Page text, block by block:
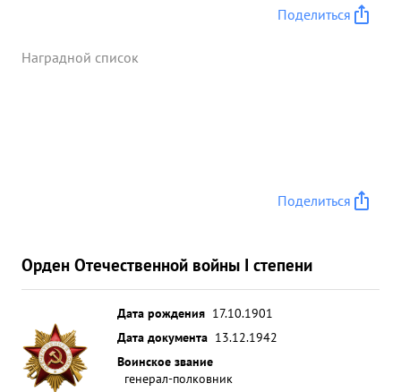
Поделиться
Наградной список
Поделиться
Орден Отечественной войны I степени
Дата рождения 17.10.1901
Дата документа 13.12.1942
Воинское звание
генерал-полковник